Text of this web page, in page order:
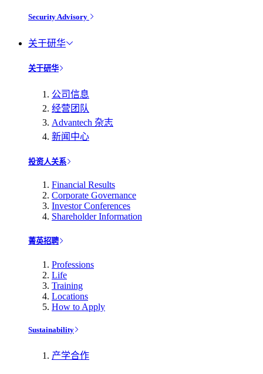
Security Advisory
关于研华
关于研华
公司信息
经营团队
Advantech 杂志
新闻中心
投资人关系
Financial Results
Corporate Governance
Investor Conferences
Shareholder Information
菁英招聘
Professions
Life
Training
Locations
How to Apply
Sustainability
产学合作